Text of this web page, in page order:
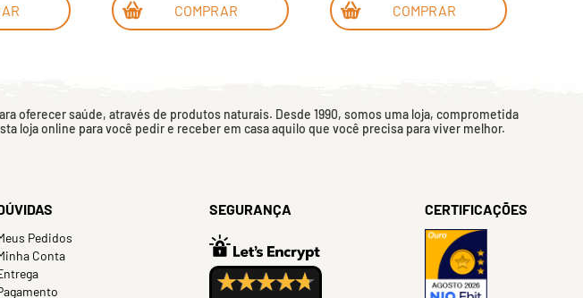
COMPRAR COMPRAR
oferecer saúde, através de produtos naturais. Desde 1990, somos uma loja, comprometida
loja online para você pedir e receber em casa aquilo que você precisa para viver melhor.
Pedidos
Conta
SEGURANÇA CERTIFICAÇÕES